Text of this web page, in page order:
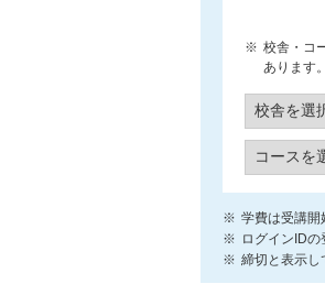
校舎・コ
あります
学費は受講開
ログインIDの
締切と表示し